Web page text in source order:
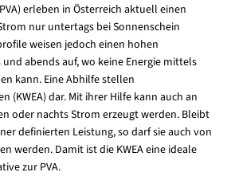
erleben in Österreich aktuell einen
nur untertags bei Sonnenschein
weisen jedoch einen hohen
abends auf, wo keine Energie mittels
kann. Eine Abhilfe stellen
(KWEA) dar. Mit ihrer Hilfe kann auch an
oder nachts Strom erzeugt werden. Bleibt
definierten Leistung, so darf sie auch von
werden. Damit ist die KWEA eine ideale
zur PVA.